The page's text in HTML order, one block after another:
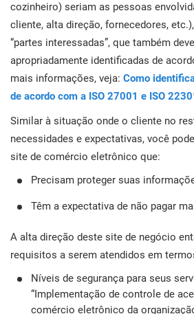
cozinheiro) seriam as pessoas
cliente, alta direção, fornecedores,
“partes interessadas”, que também
apropriadamente identificadas de
mais informações, veja: Como
de acordo com a ISO 27001 e ISO
Similar à situação onde o cliente no
necessidades e expectativas, você
site de comércio eletrônico que:
Precisam proteger suas
Têm a expectativa de não pagar
A alta direção deste site de negócio
requisitos a serem atendidos em
Níveis de segurança para seus
“Implementação de controle de
comércio eletrônico da